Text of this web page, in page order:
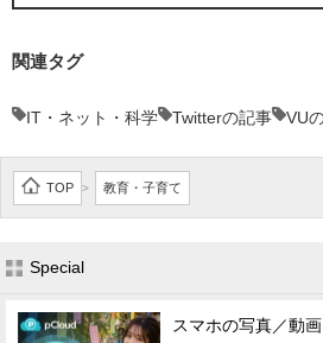
関連タグ
IT・ネット・科学 Twitterの記事 VU
TOP > 教育・子育て
Special
スマホの写真／動